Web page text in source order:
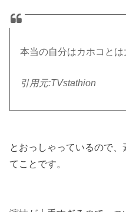
本当の自分はカホコとは
引用元:TVstathion
とおっしゃっているので
てことです。